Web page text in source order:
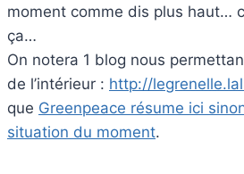
moment comme dis plus haut…
ça…
On notera 1 blog nous
de l’intérieur : http://
que Greenpeace résume ici
situation du moment.